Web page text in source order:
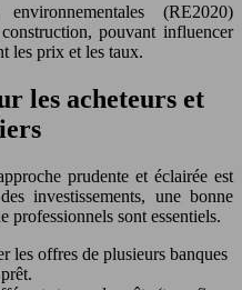
(RE2020)
pouvant influencer
les prix et les taux.
les acheteurs et
prudente et éclairée est
investissements, une bonne
professionnels sont essentiels.
les offres de plusieurs banques